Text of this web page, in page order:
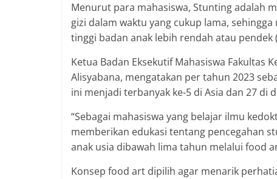
Menurut para mahasiswa, Stunting adalah
gizi dalam waktu yang cukup lama,
tinggi badan anak lebih rendah atau
Ketua Badan Eksekutif Mahasiswa Fakultas
Alisyabana, mengatakan per tahun 2023
ini menjadi terbanyak ke-5 di Asia dan 27 di
“Sebagai mahasiswa yang belajar ilmu
memberikan edukasi tentang pencegahan
anak usia dibawah lima tahun melalui food
Konsep food art dipilih agar menarik